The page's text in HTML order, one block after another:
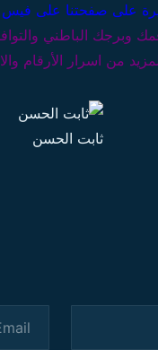
على صفحتنا على
وبرجك الباطني
من اسرار الأرقام
ثابت الحسن